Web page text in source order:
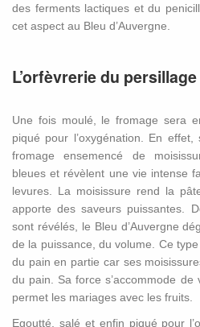
des ferments lactiques et du
cet aspect au Bleu d’Auvergne.
L’orfèvrerie du persillage
Une fois moulé, le fromage sera
piqué pour l’oxygénation. En effet,
fromage ensemencé de
bleues et révèlent une vie intense
levures. La moisissure rend la
apporte des saveurs puissantes.
sont révélés, le Bleu d’Auvergne
de la puissance, du volume. Ce
du pain en partie car ses
du pain. Sa force s’accommode
permet les mariages avec les fruits.
Egoutté, salé et enfin piqué pour